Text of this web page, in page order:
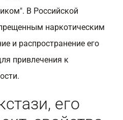
В Российской
наркотическим
и распространение его
привлечения к
его